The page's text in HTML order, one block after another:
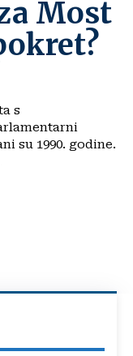
Most
s
su 1990. godine.